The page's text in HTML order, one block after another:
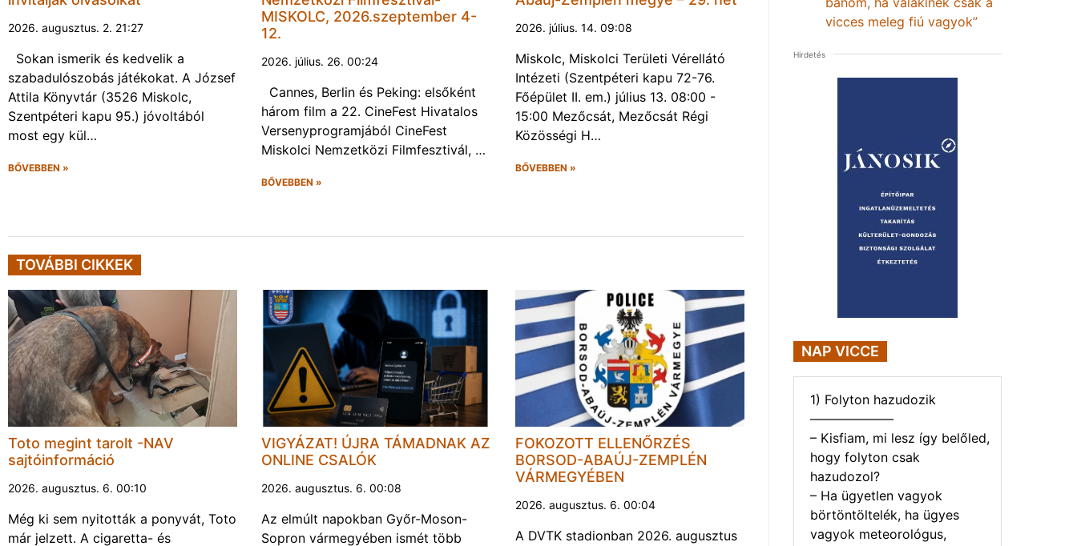
2026. augusztus. 2. 21:27
Sokan ismerik és kedvelik a
szabadulószobás játékokat. A József
Attila Könyvtár (3526 Miskolc,
Szentpéteri kapu 95.) jóvoltából
most egy kül…
BŐVEBBEN »
MISKOLC, 2026.szeptember 4-
12.
2026. július. 26. 00:24
Cannes, Berlin és Peking: elsőként
három film a 22. CineFest Hivatalos
Versenyprogramjából CineFest
Miskolci Nemzetközi Filmfesztivál, …
BŐVEBBEN »
2026. július. 14. 09:08
Miskolc, Miskolci Területi Vérellátó
Intézeti (Szentpéteri kapu 72-76.
Főépület II. em.) július 13. 08:00 -
15:00 Mezőcsát, Mezőcsát Régi
Közösségi H…
BŐVEBBEN »
TOVÁBBI CIKKEK
Toto megint tarolt -NAV
sajtóinformáció
2026. augusztus. 6. 00:10
Még ki sem nyitották a ponyvát, Toto
már jelzett. A cigaretta- és
VIGYÁZAT! ÚJRA TÁMADNAK AZ
ONLINE CSALÓK
2026. augusztus. 6. 00:08
Az elmúlt napokban Győr-Moson-
Sopron vármegyében ismét több
FOKOZOTT ELLENŐRZÉS
BORSOD-ABAÚJ-ZEMPLÉN
VÁRMEGYÉBEN
2026. augusztus. 6. 00:04
A DVTK stadionban 2026. augusztus
vicces meleg fiú vagyok”
Hirdetés
NAP VICCE
1) Folyton hazudozik
——————–
– Kisfiam, mi lesz így belőled,
hogy folyton csak
hazudozol?
– Ha ügyetlen vagyok
börtöntöltelék, ha ügyes
vagyok meteorológus,